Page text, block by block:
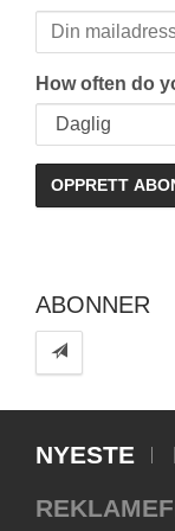
How often do
ABONNER
NYESTE